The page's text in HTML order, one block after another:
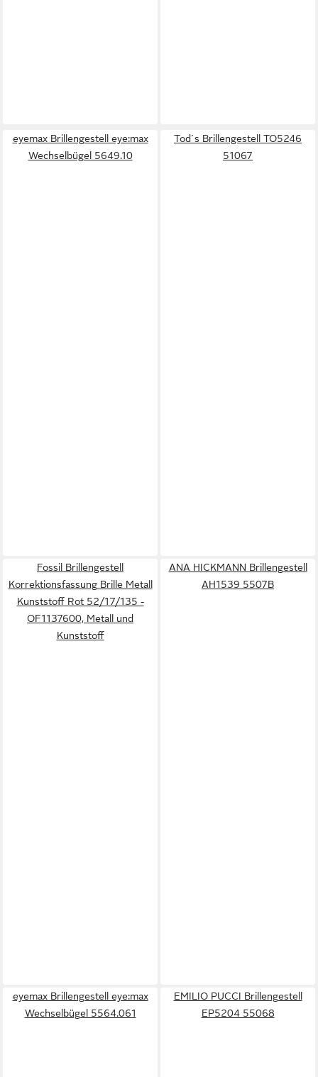
eyemax Brillengestell eye:max
Wechselbügel 5649.10
Tod´s Brillengestell TO5246
51067
Fossil Brillengestell
Korrektionsfassung Brille Metall
Kunststoff Rot 52/17/135 -
OF1137600, Metall und
Kunststoff
ANA HICKMANN Brillengestell
AH1539 5507B
eyemax Brillengestell eye:max
Wechselbügel 5564.061
EMILIO PUCCI Brillengestell
EP5204 55068